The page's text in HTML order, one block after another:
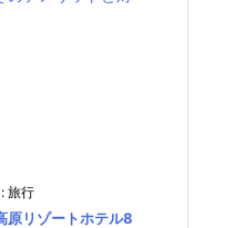
: 旅行
リゾートホテル8